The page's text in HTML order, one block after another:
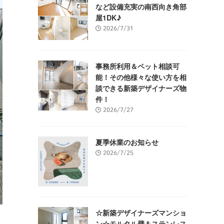
など設備充実の南西向き角部
屋1DK♪
2026/7/31
事務所利用＆ペット相談可
能！その他様々な使い方を相
談できる新築デザイナーズ物
件！
2026/7/27
夏季休業のお知らせ
2026/7/25
☆新築デザイナーズマンショ